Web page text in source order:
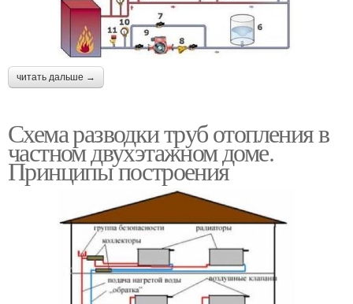
читать дальше →
Схема разводки труб отопления в
частном двухэтажном доме.
Принципы построения